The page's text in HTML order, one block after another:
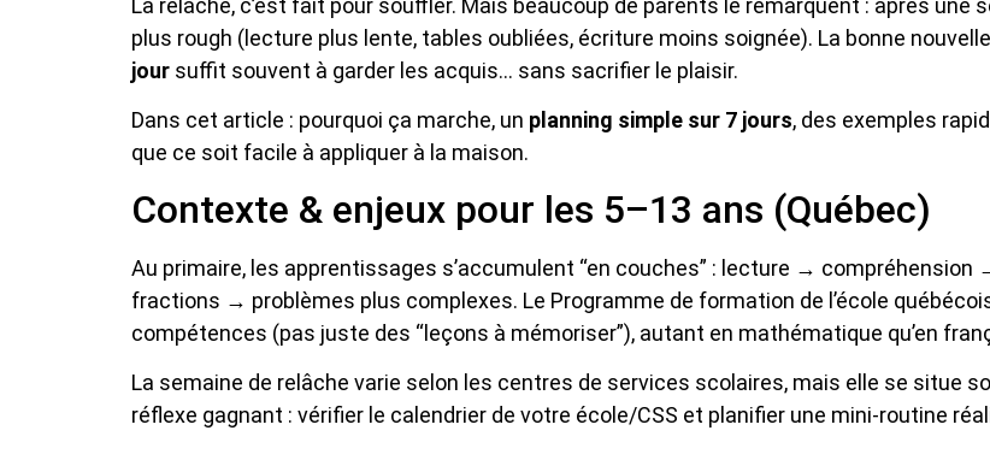
La relâche, c’est fait pour souffler. Mais beaucoup de parents le remarquent : après une
plus rough (lecture plus lente, tables oubliées, écriture moins soignée). La bonne
jour suffit souvent à garder les acquis… sans sacrifier le plaisir.
Dans cet article : pourquoi ça marche, un planning simple sur 7 jours, des exemples
que ce soit facile à appliquer à la maison.
Contexte & enjeux pour les 5–13 ans (Québec)
Au primaire, les apprentissages s’accumulent “en couches” : lecture →
fractions → problèmes plus complexes. Le Programme de formation de l’école
compétences (pas juste des “leçons à mémoriser”), autant en mathématique qu’en
La semaine de relâche varie selon les centres de services scolaires, mais elle se situe
réflexe gagnant : vérifier le calendrier de votre école/CSS et planifier une mini-routine